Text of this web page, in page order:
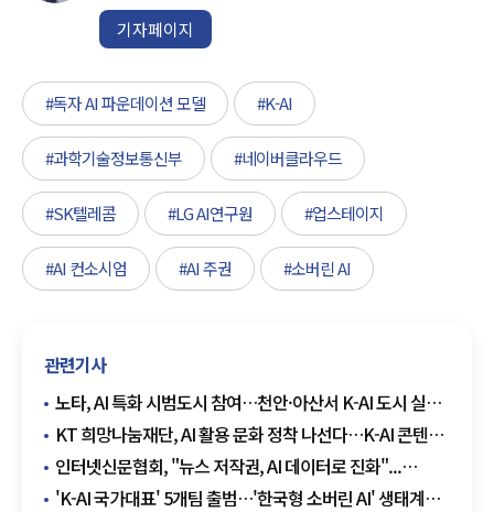
기자페이지
#독자 AI 파운데이션 모델 #K-AI
#과학기술정보통신부 #네이버클라우드
#SK텔레콤 #LG AI연구원 #업스테이지
#AI 컨소시엄 #AI 주권 #소버린 AI
관련기사
노타, AI 특화 시범도시 참여…천안·아산서 K-AI 도시 실증
나선다
KT 희망나눔재단, AI 활용 문화 정착 나선다…K-AI 콘텐츠
공모전 개최
인터넷신문협회, "뉴스 저작권, AI 데이터로 진화"...
비큐AI와 'RDP 그룹' 출범
'K-AI 국가대표' 5개팀 출범…'한국형 소버린 AI' 생태계